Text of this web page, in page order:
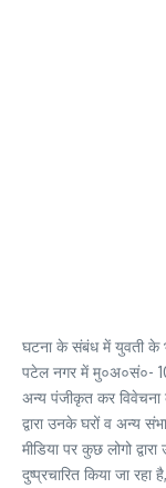
घटना के संबंध में युवती के
पटेल नगर में मु०अ०सं०-
अन्य पंजीकृत कर विवेचना
द्वारा उनके घरों व अन्य
मीडिया पर कुछ लोगो
दुष्प्रचारित किया जा रहा